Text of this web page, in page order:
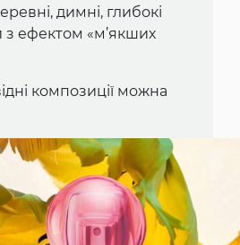
димні, глибокі
з ефектом «м’якших
композиції можна